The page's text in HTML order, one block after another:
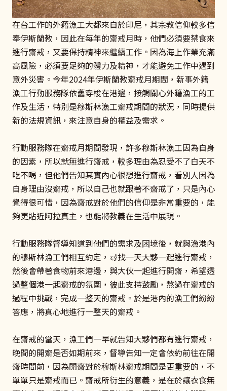
在台工作的外籍漁工大都來自於印尼，其宗教信仰較多信
奉伊斯蘭教，因此在每年的齋戒月時，他們必須要禁食來
進行齋戒，又要保持精神來繼續工作。因為海上作業充滿
高風險，必須要足夠的體力及精神，才能避免工作中遇到
意外災害。今年2024年伊斯蘭教齋戒月期間，新事外籍
漁工行動服務隊依舊穿梭在港邊，接觸關心外籍漁工的工
作及生活，特別是穆斯林漁工齋戒期間的狀況，同時提供
新的法規資訊，來注意自身的權益及需求。
行動服務隊在齋戒月期間發現，許多穆斯林漁工因為自身
的因素，所以就無進行齋戒，較多理由為忍受不了白天不
吃不喝，但他們告知其實內心很想進行齋戒，看別人因為
自身理由沒齋戒，所以自己也就跟著不齋戒了，只是內心
覺得很可惜，因為齋戒對於他們的信仰是非常重要的，能
夠更貼近阿拉真主，也能將教義在生活中展現。
行動服務隊督導知道到他們的需求及困境後，就與漁港內
的穆斯林漁工們相互約定，尋找一天大夥一起進行齋戒，
然後會帶著食物前來港邊，與大伙一起進行開齋，希望透
過整個港一起齋戒的氛圍，彼此支持鼓勵，熬過在齋戒的
過程中挑戰，完成一整天的齋戒。於是港內的漁工們紛紛
答應，將真心地進行一整天的齋戒。
在齋戒的當天，漁工們一早就告知大夥們都有進行齋戒，
晚間的開齋是否如期前來，督導告知一定會依約前往在開
齋時間前，因為開齋對於穆斯林齋戒期間是更重要的，不
單單只是齋戒而已。齋戒所衍生的意義，是在於讓衣食無